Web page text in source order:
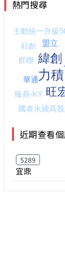
熱門搜尋
近期查看
5289
宜鼎